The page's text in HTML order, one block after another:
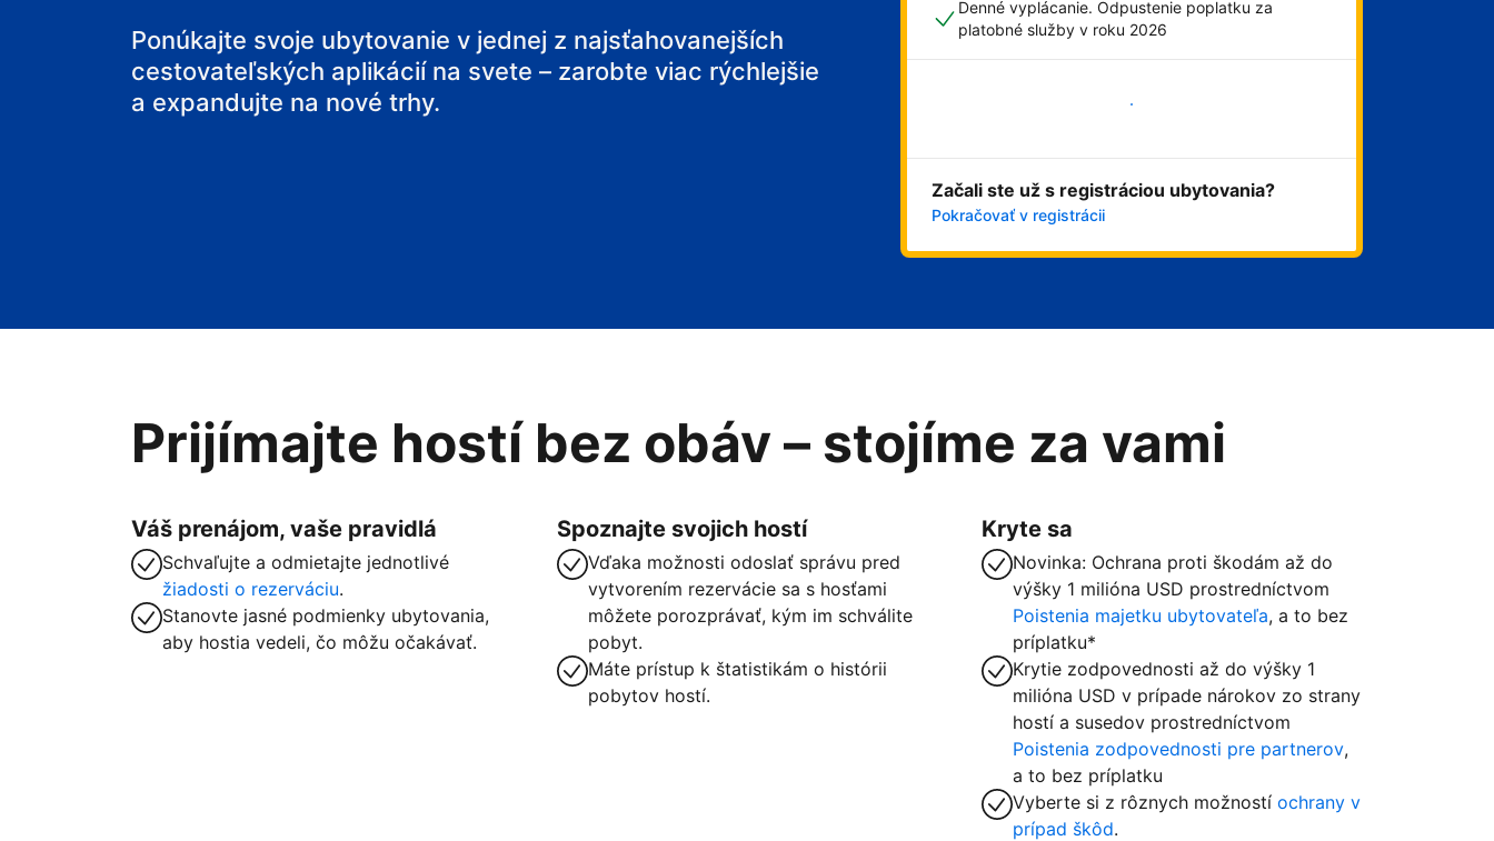
svoje bed and breakfast
Ponúkajte svoje ubytovanie v jednej z najsťahovanejších
cestovateľských aplikácií na svete – zarobte viac rýchlejšie
a expandujte na nové trhy.
Denné vyplácanie. Odpustenie poplatku za
platobné služby v roku 2026
Začali ste už s registráciou ubytovania?
Pokračovať v registrácii
Prijímajte hostí bez obáv – stojíme za vami
Váš prenájom, vaše pravidlá
Schvaľujte a odmietajte jednotlivé
žiadosti o rezerváciu.
Stanovte jasné podmienky ubytovania,
aby hostia vedeli, čo môžu očakávať.
Spoznajte svojich hostí
Vďaka možnosti odoslať správu pred
vytvorením rezervácie sa s hosťami
môžete porozprávať, kým im schválite
pobyt.
Máte prístup k štatistikám o histórii
pobytov hostí.
Kryte sa
Novinka: Ochrana proti škodám až do
výšky 1 milióna USD prostredníctvom
Poistenia majetku ubytovateľa, a to bez
príplatku*
Krytie zodpovednosti až do výšky 1
milióna USD v prípade nárokov zo strany
hostí a susedov prostredníctvom
Poistenia zodpovednosti pre partnerov,
a to bez príplatku
Vyberte si z rôznych možnostíochrany v
prípad škôd.